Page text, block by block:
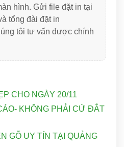
hình. Gửi file đặt in tại
tổng đài đặt in
tôi tư vấn được chính
CHO NGÀY 20/11
KHÔNG PHẢI CỨ ĐẮT
GỖ UY TÍN TẠI QUẢNG